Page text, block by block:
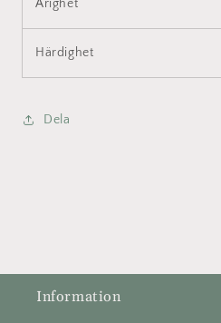
Årighet
Härdighet
Dela
Information